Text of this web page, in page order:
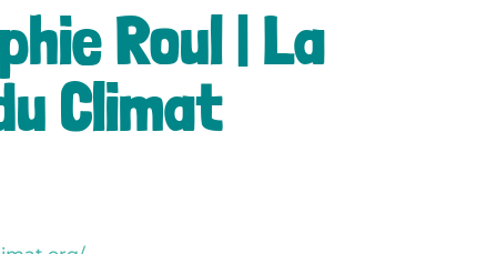
Roul | La
Climat